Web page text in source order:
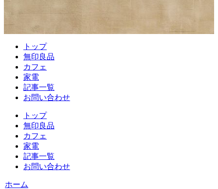
トップ
無印良品
カフェ
家電
記事一覧
お問い合わせ
トップ
無印良品
カフェ
家電
記事一覧
お問い合わせ
ホーム